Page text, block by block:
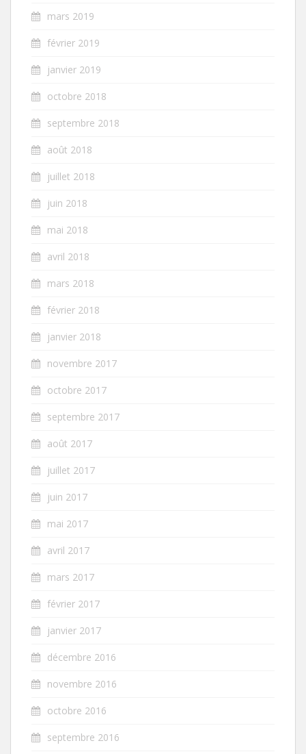
mars 2019
février 2019
janvier 2019
octobre 2018
septembre 2018
août 2018
juillet 2018
juin 2018
mai 2018
avril 2018
mars 2018
février 2018
janvier 2018
novembre 2017
octobre 2017
septembre 2017
août 2017
juillet 2017
juin 2017
mai 2017
avril 2017
mars 2017
février 2017
janvier 2017
décembre 2016
novembre 2016
octobre 2016
septembre 2016